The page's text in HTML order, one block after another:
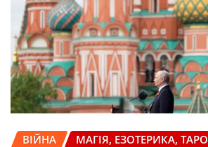
ВІЙНА МАГІЯ, ЕЗОТЕРИКА, ТАРО